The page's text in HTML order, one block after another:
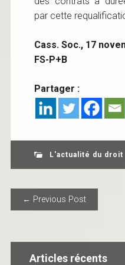
par cette
Cass. Soc., 17
FS-P+B
Partager :
L'actualité du droit
POST
← Previous Post
Articles récents